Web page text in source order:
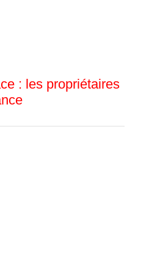
: les propriétaires